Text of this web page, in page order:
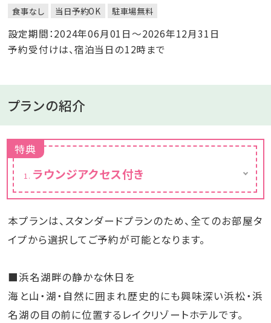
食事なし 当日予約OK 駐車場無料
設定期間：2024年06月01日～2026年12月31日
予約受付けは、宿泊当日の12時まで
プランの紹介
特典
ラウンジアクセス付き
ご宿泊のお客様がご利用いただけるラウンジ
をご用意しております。
ラウンジでは、スパークリングワイン、赤ワイン
や白ワイン、ビールなどのお酒、コーヒー、紅
茶、ハーブウォーターなどのソフトドリンクにお
とメニューが変わります。
※メニューは時期や仕入れの状況により異な
る場合があります。
本プランは、スタンダードプランのため、全てのお部屋タ
イプから選択してご予約が可能となります。
■浜名湖畔の静かな休日を
海と山・湖・自然に囲まれ歴史的にも興味深い浜松・浜
名湖の目の前に位置するレイクリゾートホテルです。